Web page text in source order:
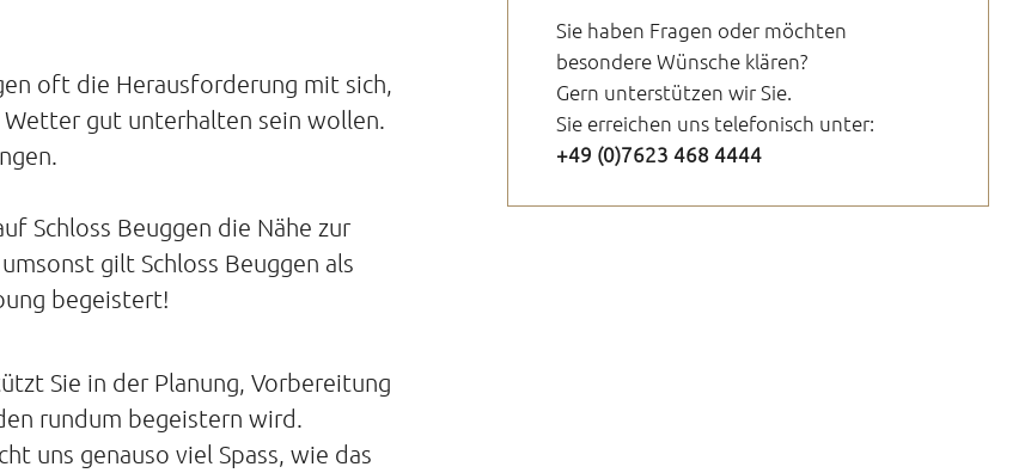
oft die Herausforderung mit sich,
gut unterhalten sein wollen.
Schloss Beuggen die Nähe zur
gilt Schloss Beuggen als
begeistert!
Sie in der Planung, Vorbereitung
rundum begeistern wird.
uns genauso viel Spass, wie das
Sie haben Fragen oder möchten
besondere Wünsche klären?
Gern unterstützen wir Sie.
Sie erreichen uns telefonisch unter:
+49 (0)7623 468 4444